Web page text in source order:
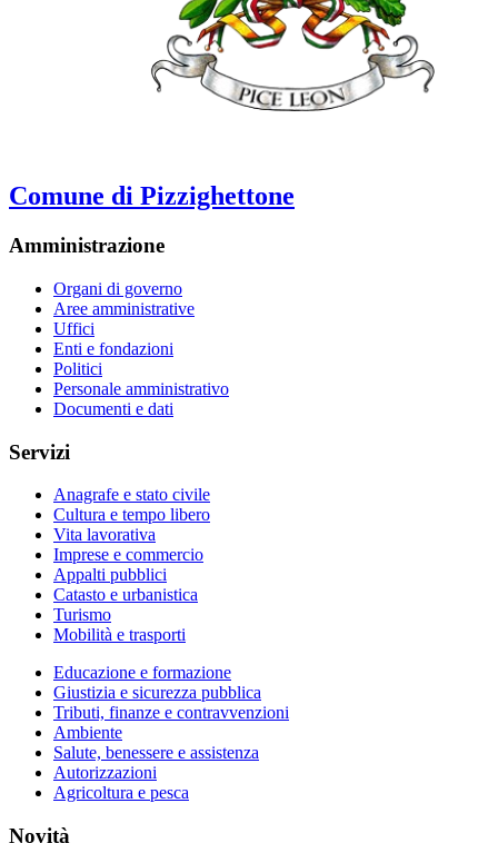
Comune di Pizzighettone
Amministrazione
Organi di governo
Aree amministrative
Uffici
Enti e fondazioni
Politici
Personale amministrativo
Documenti e dati
Servizi
Anagrafe e stato civile
Cultura e tempo libero
Vita lavorativa
Imprese e commercio
Appalti pubblici
Catasto e urbanistica
Turismo
Mobilità e trasporti
Educazione e formazione
Giustizia e sicurezza pubblica
Tributi, finanze e contravvenzioni
Ambiente
Salute, benessere e assistenza
Autorizzazioni
Agricoltura e pesca
Novità